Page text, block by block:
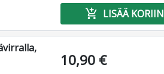
add_shopping_cart LISÄÄ KORIIN
10,90 €